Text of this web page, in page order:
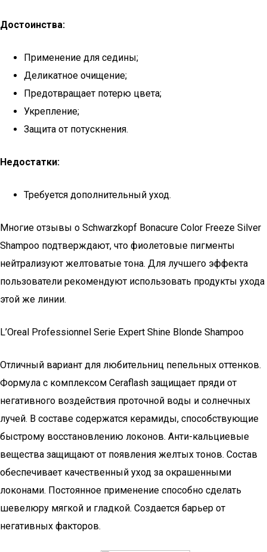
Достоинства:
Применение для седины;
Деликатное очищение;
Предотвращает потерю цвета;
Укрепление;
Защита от потускнения.
Недостатки:
Требуется дополнительный уход.
Многие отзывы о Schwarzkopf Bonacure Color Freeze Silver
Shampoo подтверждают, что фиолетовые пигменты
нейтрализуют желтоватые тона. Для лучшего эффекта
пользователи рекомендуют использовать продукты ухода
этой же линии.
L’Oreal Professionnel Serie Expert Shine Blonde Shampoo
Отличный вариант для любительниц пепельных оттенков.
Формула с комплексом Ceraflash защищает пряди от
негативного воздействия проточной воды и солнечных
лучей. В составе содержатся керамиды, способствующие
быстрому восстановлению локонов. Анти-кальциевые
вещества защищают от появления желтых тонов. Состав
обеспечивает качественный уход за окрашенными
локонами. Постоянное применение способно сделать
шевелюру мягкой и гладкой. Создается барьер от
негативных факторов.